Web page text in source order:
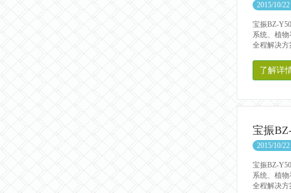
2015/10/
宝振BZ-
系统、植
全程解决方
了解详
宝振
2015/10/
宝振BZ-
系统、植
全程解决方